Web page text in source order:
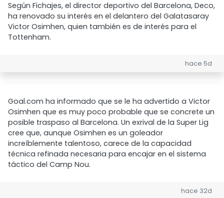
Según Fichajes, el director deportivo del Barcelona, Deco,
ha renovado su interés en el delantero del Galatasaray
Victor Osimhen, quien también es de interés para el
Tottenham.
hace 5d
Goal.com ha informado que se le ha advertido a Victor
Osimhen que es muy poco probable que se concrete un
posible traspaso al Barcelona. Un exrival de la Super Lig
cree que, aunque Osimhen es un goleador
increíblemente talentoso, carece de la capacidad
técnica refinada necesaria para encajar en el sistema
táctico del Camp Nou.
hace 32d